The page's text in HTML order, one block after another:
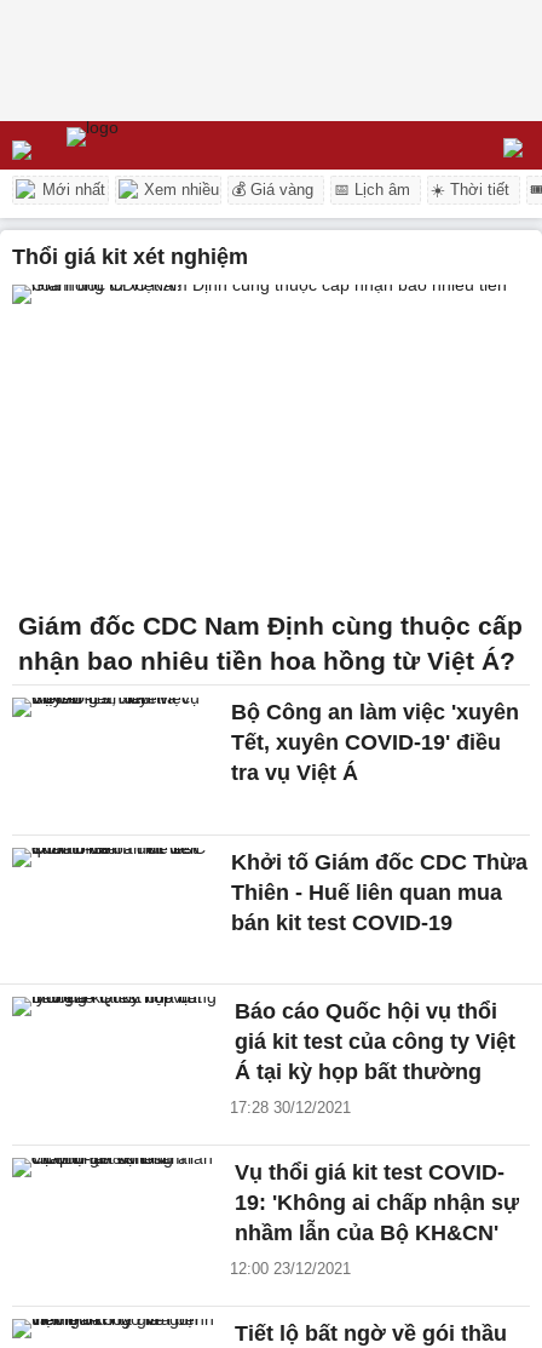
Mới nhất Xem nhiều 💰 Giá vàng 📅 Lịch âm ☀️ Thời tiết
thổi giá kit xét nghiệm
Giám đốc CDC Nam Định cùng thuộc cấp
nhận bao nhiêu tiền hoa hồng từ Việt Á?
Bộ Công an làm việc 'xuyên
Tết, xuyên COVID-19' điều
tra vụ Việt Á
Khởi tố Giám đốc CDC Thừa
Thiên - Huế liên quan mua
bán kit test COVID-19
Báo cáo Quốc hội vụ thổi
giá kit test của công ty Việt
Á tại kỳ họp bất thường
17:28 30/12/2021
Vụ thổi giá kit test COVID-
19: 'Không ai chấp nhận sự
nhầm lẫn của Bộ KH&CN'
12:00 23/12/2021
Tiết lộ bất ngờ về gói thầu